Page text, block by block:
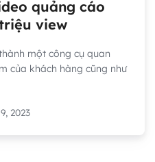
quảng cáo
view
một công cụ quan
của khách hàng cũng như
2023